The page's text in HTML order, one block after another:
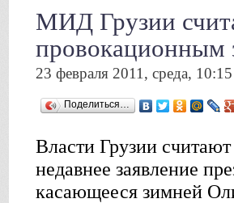
МИД Грузии
провокационным
23 февраля 2011, среда,
Поделиться…
Власти Грузии
недавнее заявление
касающееся зимней